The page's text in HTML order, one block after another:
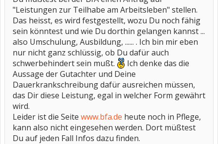
"Leistungen zur Teilhabe am Arbeitsleben" stellen.
Das heisst, es wird festgestellt, wozu Du noch fähig
sein könntest und wie Du dorthin gelangen kannst ...
also Umschulung, Ausbildung, ...... . Ich bin mir eben
nur nicht ganz schlüssig, ob Du dafür auch
schwerbehindert sein mußt.
Ich denke das die
Aussage der Gutachter und Deine
Dauerkrankschreibung dafür ausreichen müssen,
das Dir diese Leistung, egal in welcher Form gewährt
wird.
Leider ist die Seite www.bfa.de heute noch in Pflege,
kann also nicht eingesehen werden. Dort müßtest
Du auf jeden Fall Infos dazu finden.